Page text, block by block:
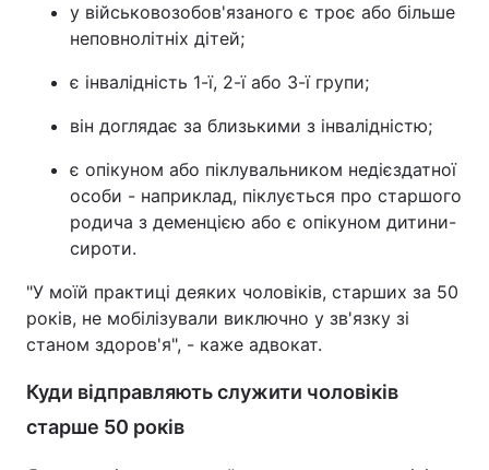
у військовозобов'язаного є троє або більше
неповнолітніх дітей;
є інвалідність 1-ї, 2-ї або 3-ї групи;
він доглядає за близькими з інвалідністю;
є опікуном або піклувальником недієздатної
особи - наприклад, піклується про старшого
родича з деменцією або є опікуном дитини-
сироти.
"У моїй практиці деяких чоловіків, старших за 50
років, не мобілізували виключно у зв'язку зі
станом здоров'я", - каже адвокат.
Куди відправляють служити чоловіків
старше 50 років